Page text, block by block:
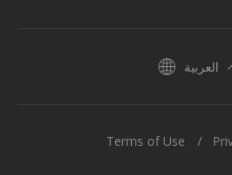
العربية
Terms of Use